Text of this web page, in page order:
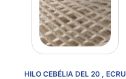
HILO CEBÉLIA DEL 20 , ECRU